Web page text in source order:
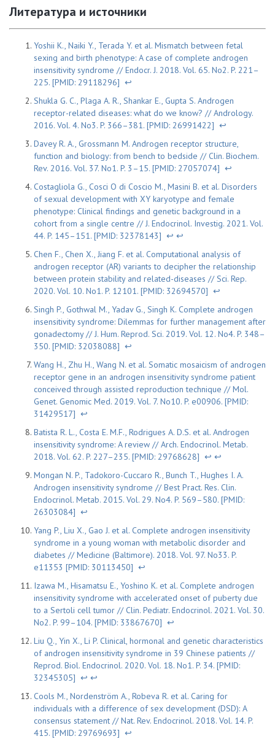
Литература и источники
Yoshii K., Naiki Y., Terada Y. et al. Mismatch between fetal
sexing and birth phenotype: A case of complete androgen
insensitivity syndrome // Endocr. J. 2018. Vol. 65. No2. P. 221–
225. [PMID: 29118296] ↩
Shukla G. C., Plaga A. R., Shankar E., Gupta S. Androgen
receptor-related diseases: what do we know? // Andrology.
2016. Vol. 4. No3. P. 366–381. [PMID: 26991422] ↩
Davey R. A., Grossmann M. Androgen receptor structure,
function and biology: from bench to bedside // Clin. Biochem.
Rev. 2016. Vol. 37. No1. P. 3–15. [PMID: 27057074] ↩
Costagliola G., Cosci O di Coscio M., Masini B. et al. Disorders
of sexual development with XY karyotype and female
phenotype: Clinical findings and genetic background in a
cohort from a single centre // J. Endocrinol. Investig. 2021. Vol.
44. P. 145–151. [PMID: 32378143] ↩ ↩
Chen F., Chen X., Jiang F. et al. Computational analysis of
androgen receptor (AR) variants to decipher the relationship
between protein stability and related-diseases // Sci. Rep.
2020. Vol. 10. No1. P. 12101. [PMID: 32694570] ↩
Singh P., Gothwal M., Yadav G., Singh K. Complete androgen
insensitivity syndrome: Dilemmas for further management after
gonadectomy // J. Hum. Reprod. Sci. 2019. Vol. 12. No4. P. 348–
350. [PMID: 32038088] ↩
Wang H., Zhu H., Wang N. et al. Somatic mosaicism of androgen
receptor gene in an androgen insensitivity syndrome patient
conceived through assisted reproduction technique // Mol.
Genet. Genomic Med. 2019. Vol. 7. No10. P. e00906. [PMID:
31429517] ↩
Batista R. L., Costa E. M.F., Rodrigues A. D.S. et al. Androgen
insensitivity syndrome: A review // Arch. Endocrinol. Metab.
2018. Vol. 62. P. 227–235. [PMID: 29768628] ↩ ↩
Mongan N. P., Tadokoro-Cuccaro R., Bunch T., Hughes I. A.
Androgen insensitivity syndrome // Best Pract. Res. Clin.
Endocrinol. Metab. 2015. Vol. 29. No4. P. 569–580. [PMID:
26303084] ↩
Yang P., Liu X., Gao J. et al. Complete androgen insensitivity
syndrome in a young woman with metabolic disorder and
diabetes // Medicine (Baltimore). 2018. Vol. 97. No33. P.
e11353 [PMID: 30113450] ↩
Izawa M., Hisamatsu E., Yoshino K. et al. Complete androgen
insensitivity syndrome with accelerated onset of puberty due
to a Sertoli cell tumor // Clin. Pediatr. Endocrinol. 2021. Vol. 30.
No2. P. 99–104. [PMID: 33867670] ↩
Liu Q., Yin X., Li P. Clinical, hormonal and genetic characteristics
of androgen insensitivity syndrome in 39 Chinese patients //
Reprod. Biol. Endocrinol. 2020. Vol. 18. No1. P. 34. [PMID:
32345305] ↩ ↩
Cools M., Nordenström A., Robeva R. et al. Caring for
individuals with a difference of sex development (DSD): A
consensus statement // Nat. Rev. Endocrinol. 2018. Vol. 14. P.
415. [PMID: 29769693] ↩